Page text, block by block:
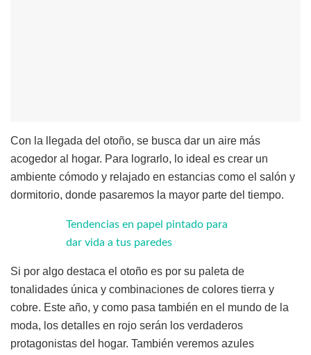
Con la llegada del otoño, se busca dar un aire más
acogedor al hogar. Para lograrlo, lo ideal es crear un
ambiente cómodo y relajado en estancias como el salón y
dormitorio, donde pasaremos la mayor parte del tiempo.
Tendencias en papel pintado para
dar vida a tus paredes
Si por algo destaca el otoño es por su paleta de
tonalidades única y combinaciones de colores tierra y
cobre. Este año, y como pasa también en el mundo de la
moda, los detalles en rojo serán los verdaderos
protagonistas del hogar. También veremos azules